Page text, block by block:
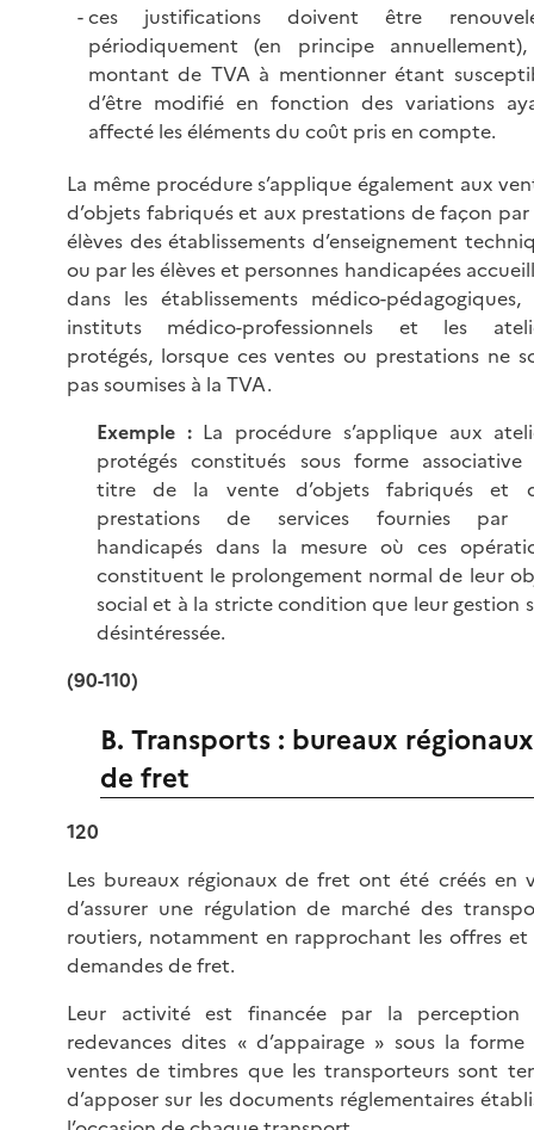
ces justifications doivent être
périodiquement (en principe
montant de TVA à mentionner étant
d’être modifié en fonction des variations
affecté les éléments du coût pris en compte.
La même procédure s’applique également aux
d’objets fabriqués et aux prestations de façon par
élèves des établissements d’enseignement
ou par les élèves et personnes handicapées
dans les établissements médico-pédagogiques,
instituts médico-professionnels et les
protégés, lorsque ces ventes ou prestations ne
pas soumises à la TVA.
Exemple :La procédure s’applique aux
protégés constitués sous forme associative
titre de la vente d’objets fabriqués et
prestations de services fournies par
handicapés dans la mesure où ces
constituent le prolongement normal de leur
social et à la stricte condition que leur gestion
désintéressée.
(90-110)
B. Transports : bureaux régionaux
de fret
120
Les bureaux régionaux de fret ont été créés en
d’assurer une régulation de marché des
routiers, notamment en rapprochant les offres et
demandes de fret.
Leur activité est financée par la perception
redevances dites « d’appairage » sous la forme
ventes de timbres que les transporteurs sont
d’apposer sur les documents réglementaires